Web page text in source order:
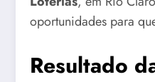
oportunidades para
Resultado